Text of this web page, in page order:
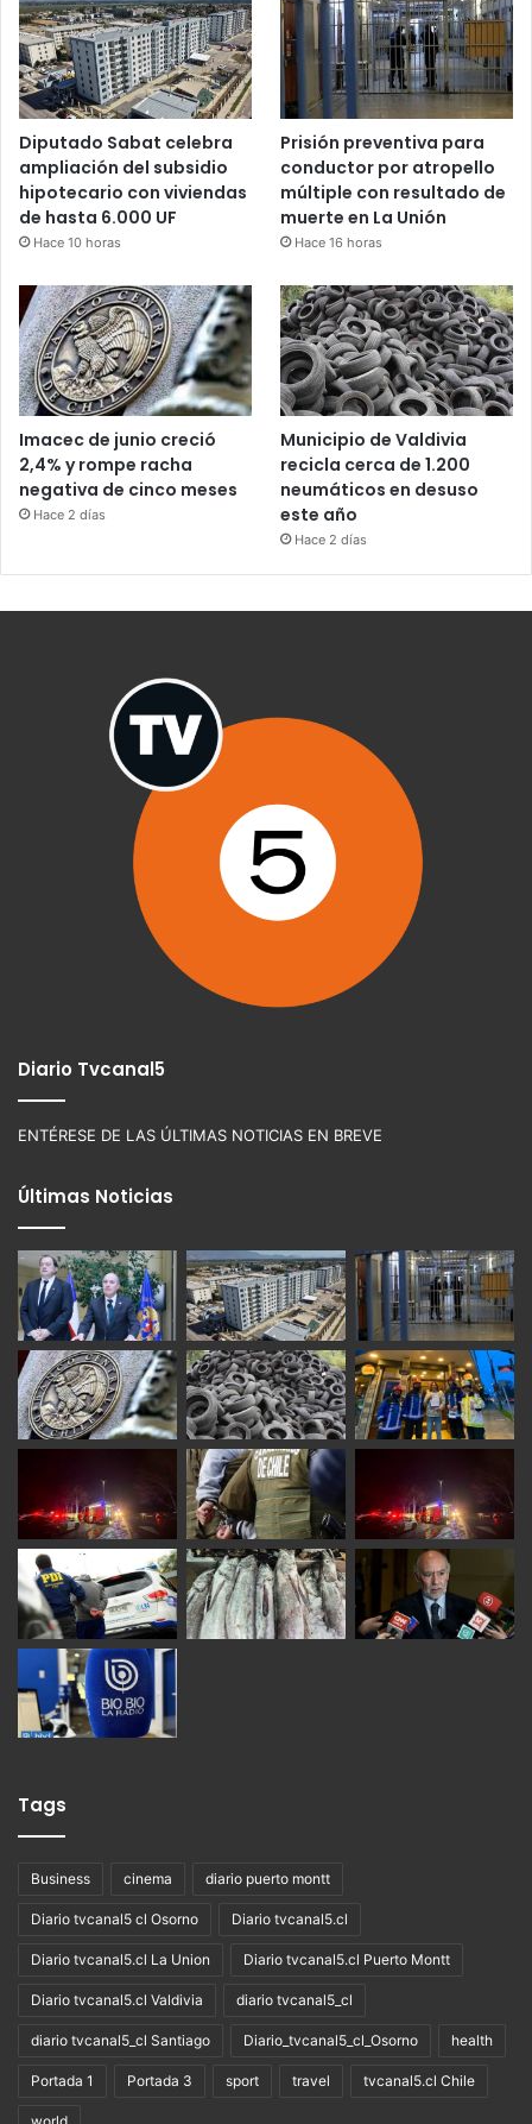
Diputado Sabat celebra
ampliación del subsidio
hipotecario con viviendas
de hasta 6.000 UF
Hace 10 horas
Prisión preventiva para
conductor por atropello
múltiple con resultado de
muerte en La Unión
Hace 16 horas
Imacec de junio creció
2,4% y rompe racha
negativa de cinco meses
Hace 2 días
Municipio de Valdivia
recicla cerca de 1.200
neumáticos en desuso
este año
Hace 2 días
Diario Tvcanal5
ENTÉRESE DE LAS ÚLTIMAS NOTICIAS EN BREVE
Últimas Noticias
Tags
Business cinema diario puerto montt
Diario tvcanal5 cl Osorno Diario tvcanal5.cl
Diario tvcanal5.cl La Union Diario tvcanal5.cl Puerto Montt
Diario tvcanal5.cl Valdivia diario tvcanal5_cl
diario tvcanal5_cl Santiago Diario_tvcanal5_cl_Osorno health
Portada 1 Portada 3 sport travel tvcanal5.cl Chile